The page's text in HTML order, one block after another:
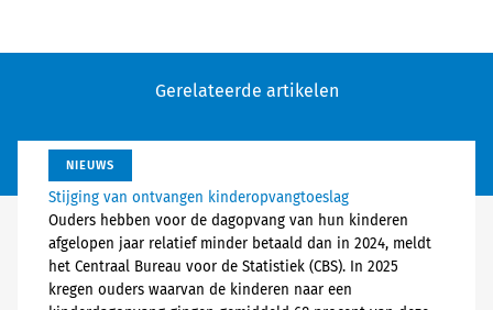
Gerelateerde artikelen
NIEUWS
Stijging van ontvangen kinderopvangtoeslag
Ouders hebben voor de dagopvang van hun kinderen
afgelopen jaar relatief minder betaald dan in 2024, meldt
het Centraal Bureau voor de Statistiek (CBS). In 2025
kregen ouders waarvan de kinderen naar een